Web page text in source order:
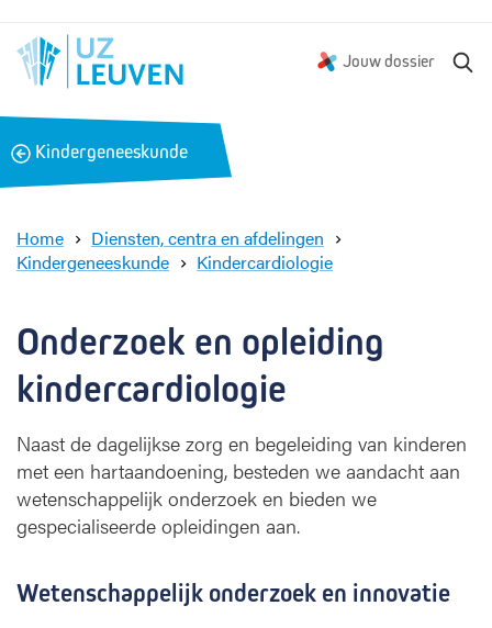
Jouw dossier
B
k
Kindergeneeskunde
Home
Diensten, centra en afdelingen
Kindergeneeskunde
Kindercardiologie
n
d
a
r
d
o
Onderzoek en opleiding
kindercardiologie
Naast de dagelijkse zorg en begeleiding van kinderen
met een hartaandoening, besteden we aandacht aan
wetenschappelijk onderzoek en bieden we
gespecialiseerde opleidingen aan.
Wetenschappelijk onderzoek en innovatie